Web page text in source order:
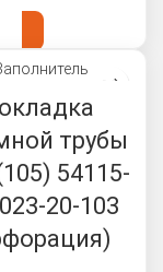
трубы
54115-
20-103